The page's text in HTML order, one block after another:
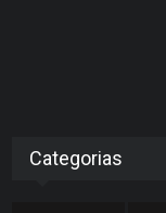
Categorias